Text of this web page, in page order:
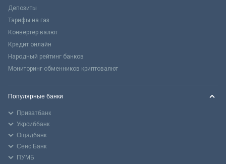
Депозиты
Тарифы на газ
Конвертер валют
Кредит онлайн
Народный рейтинг банков
Мониторинг обменников криптовалют
Популярные банки
Приватбанк
Укрсиббанк
Ощадбанк
Сенс Банк
ПУМБ